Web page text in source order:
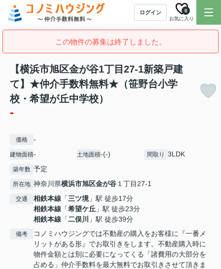
ログイン
お気に入り
0
この物件の募集は終了しました。
【横浜市旭区金が谷1丁目27-1新築戸建
て】★仲介手数料無料★（笹野台小学
校・希望が丘中学校）
-
価格 -
建物面積- 土地面積-(-) 間取り 3LDK
築年数 予定
所在地 神奈川県横浜市旭区金が谷 １丁目27-1
交通 相鉄本線 「三ツ境」駅 徒歩17分
相鉄本線 「希望ケ丘 」駅 徒歩23分
相鉄本線 「二俣川 」駅 徒歩39分
備考
コノミハウジングでは不動産の購入をお客様に『一番メ
リットがある形』でお取引きをします。不動産購入時に
物件金額とは別に必要になってくる「諸費用の大部分を
占める」仲介手数料を最大無料でお取引きさせて頂きま